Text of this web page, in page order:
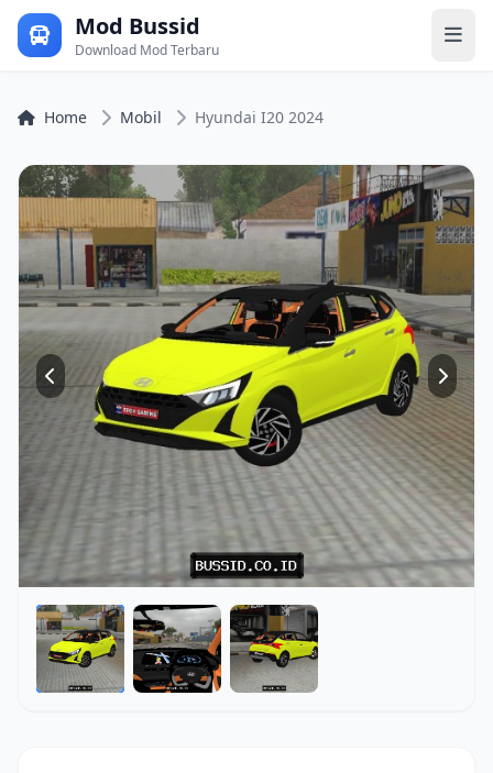
Mod Bussid
Download Mod Terbaru
Home Mobil Hyundai I20 2024